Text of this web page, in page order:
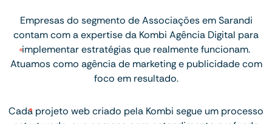
Empresas do segmento de Associações em Sarandi
contam com a expertise da Kombi Agência Digital para
implementar estratégias que realmente funcionam.
Atuamos como agência de marketing e publicidade com
foco em resultado.
Cada projeto web criado pela Kombi segue um processo